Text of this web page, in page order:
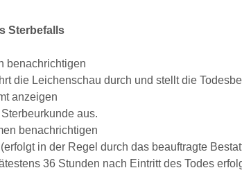
Sterbefalls
benachrichtigen
die Leichenschau durch und stellt die
anzeigen
aus.
benachrichtigen
in der Regel durch das beauftragte
36 Stunden nach Eintritt des Todes